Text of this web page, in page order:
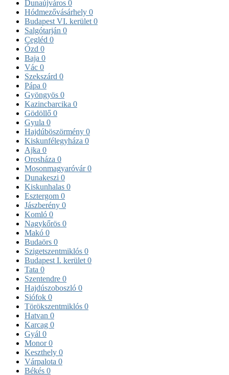
Dunaújváros 0
Hódmezővásárhely 0
Budapest VI. kerület 0
Salgótarján 0
Cegléd 0
Ózd 0
Baja 0
Vác 0
Szekszárd 0
Pápa 0
Gyöngyös 0
Kazincbarcika 0
Gödöllő 0
Gyula 0
Hajdúböszörmény 0
Kiskunfélegyháza 0
Ajka 0
Orosháza 0
Mosonmagyaróvár0
Dunakeszi 0
Kiskunhalas 0
Esztergom 0
Jászberény 0
Komló 0
Nagykőrös 0
Makó 0
Budaörs 0
Szigetszentmiklós 0
Budapest I. kerület 0
Tata 0
Szentendre 0
Hajdúszoboszló 0
Siófok 0
Törökszentmiklós 0
Hatvan 0
Karcag 0
Gyál 0
Monor0
Keszthely 0
Várpalota 0
Békés 0